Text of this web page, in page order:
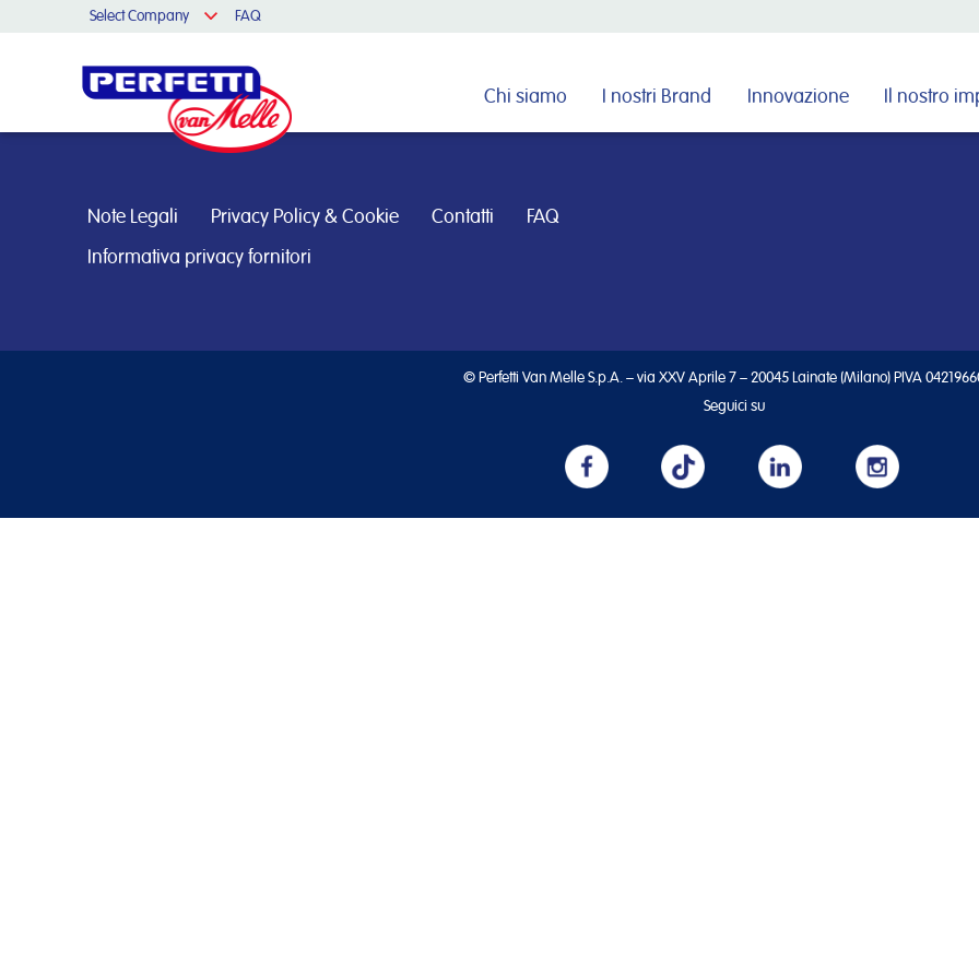
Select Company FAQ
Chi siamo I nostri Brand Innovazione Il nostro
Cerca nel sito
Note Legali Privacy Policy & Cookie Contatti FAQ
Informativa privacy fornitori
© Perfetti Van Melle S.p.A. – via XXV Aprile 7 – 20045 Lainate (Milano) PIVA
Seguici su